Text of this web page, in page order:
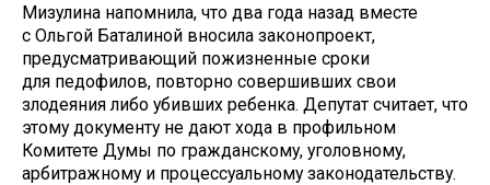
Мизулина напомнила, что два года назад вместе
с Ольгой Баталиной вносила законопроект,
предусматривающий пожизненные сроки
для педофилов, повторно совершивших свои
злодеяния либо убивших ребенка. Депутат считает, что
этому документу не дают хода в профильном
Комитете Думы по гражданскому, уголовному,
арбитражному и процессуальному законодательству.